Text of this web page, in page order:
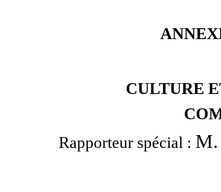
CULTURE
Rapporteur spécial :